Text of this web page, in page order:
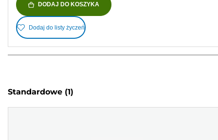
DODAJ DO KOSZYKA
Dodaj do listy życzeń
Standardowe (1)